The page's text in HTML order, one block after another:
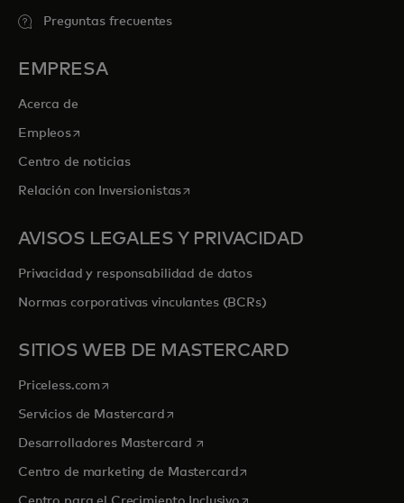
Preguntas frecuentes
EMPRESA
Acerca de
Empleosse abre en una pestaña nueva
Centro de noticias
Relación con Inversionistasse abre en una pestaña nueva
AVISOS LEGALES Y PRIVACIDAD
Privacidad y responsabilidad de datos
Normas corporativas vinculantes (BCRs)
SITIOS WEB DE MASTERCARD
Priceless.com se abre en una pestaña nueva
Servicios de Mastercardse abre en una pestaña nueva
Desarrolladores Mastercard se abre en una pestaña nueva
Centro de marketing de Mastercardse abre en una pestaña
se abre en una pestaña